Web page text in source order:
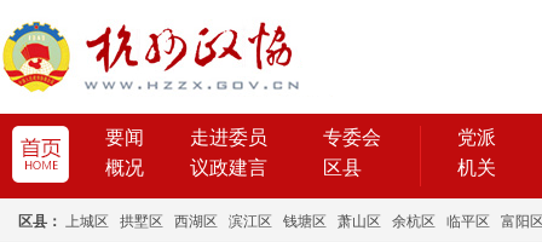
要闻 走进委员
专委会
概况
议政建言 区县
党派
机关
区县： 上城区 拱墅区 西湖区 滨江区 钱塘区 萧山区 余杭区 临平区 富阳